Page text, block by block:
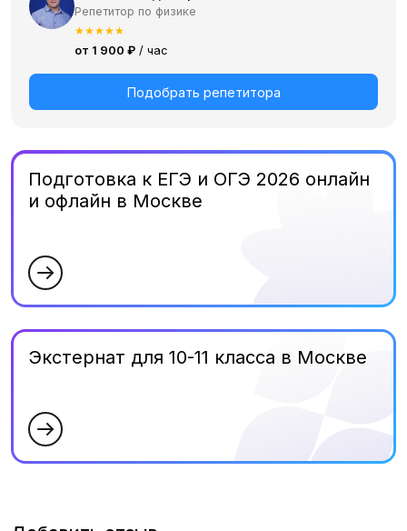
Репетитор по физике
★★★★★
от 1 900 ₽ / час
Подобрать репетитора
Подготовка к ЕГЭ и ОГЭ 2026 онлайн
и офлайн в Москве
Экстернат для 10-11 класса в Москве